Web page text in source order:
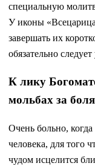
специальную
У иконы
завершать их
обязательно
К лику
мольбах за
Очень больно, когда
человека, для того
чудом исцелится